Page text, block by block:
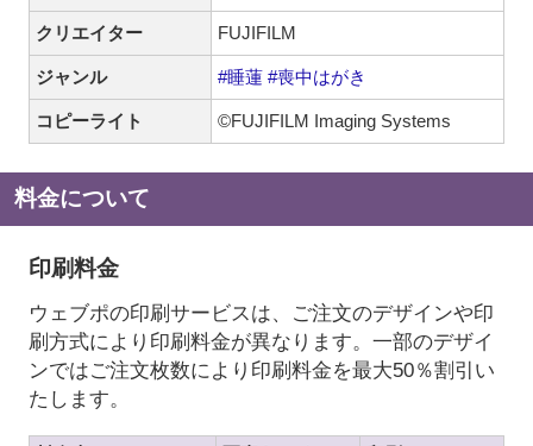
クリエイター FUJIFILM
ジャンル #睡蓮 #喪中はがき
コピーライト ©FUJIFILM Imaging Systems
料金について
印刷料金
ウェブポの印刷サービスは、ご注文のデザインや印
刷方式により印刷料金が異なります。一部のデザイ
ンではご注文枚数により印刷料金を最大50％割引い
たします。